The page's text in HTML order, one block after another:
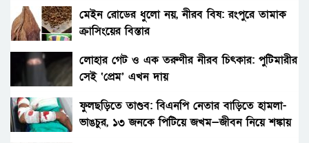
মেইন রোডের ধুলো নয়, নীরব বিষ: রংপুরে তামাক
ক্রাসিংয়ের বিস্তার
লোহার গেট ও এক তরুণীর নীরব চিৎকার: পুটিমারীর
সেই ‘প্রেম’ এখন দায়
ফুলছড়িতে তাণ্ডব: বিএনপি নেতার বাড়িতে হামলা-
ভাঙচুর, ১৩ জনকে পিটিয়ে জখম—জীবন নিয়ে শঙ্কায়